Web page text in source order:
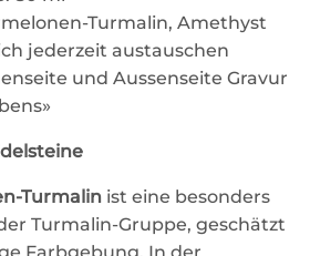
Turmalin, Amethyst
jederzeit austauschen
und Aussenseite Gravur
Turmalin ist eine besonders
Turmalin-Gruppe, geschätzt
Farbgebung. In der